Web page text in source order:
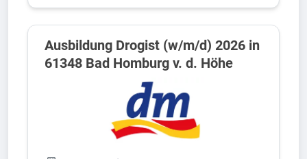
Ausbildung Drogist (w/m/d) 2026 in
61348 Bad Homburg v. d. Höhe